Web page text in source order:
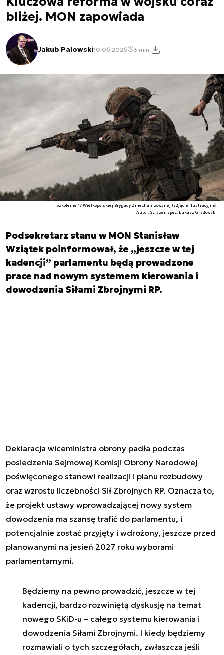
bliżej. MON zapowiada
Jakub Palowski10.06.2026 3 min.
Szkolenie 17 Wielkopolskiej Brygady Zmechanizowanej (zdjęcie ilustracyjne)
Autor. St. szer. spec. Łukasz Gradowski
Podsekretarz stanu w MON Stanisław
Wziątek poinformował, że „jeszcze w tej
kadencji” parlamentu będą prowadzone
prace nad nowym systemem kierowania i
dowodzenia Siłami Zbrojnymi RP.
Deklaracja wiceministra obrony padła podczas
posiedzenia Sejmowej Komisji Obrony Narodowej
poświęconego stanowi realizacji i planu rozbudowy
oraz wzrostu liczebności Sił Zbrojnych RP. Oznacza to,
że projekt ustawy wprowadzającej nowy system
dowodzenia ma szansę trafić do parlamentu, i
potencjalnie zostać przyjęty i wdrożony, jeszcze przed
planowanymi na jesień 2027 roku wyborami
parlamentarnymi.
Będziemy na pewno prowadzić, jeszcze w tej
kadencji, bardzo rozwiniętą dyskusję na temat
nowego SKiD-u – całego systemu kierowania i
dowodzenia Siłami Zbrojnymi. I kiedy będziemy
rozmawiali o tych szczegółach, zwłaszcza jeśli